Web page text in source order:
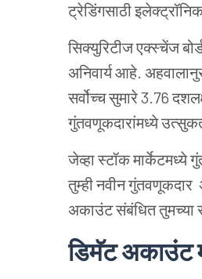
ट्रेडिंगसाठी
सिक्युरिटीज एक्स्चेंज
अनिवार्य आहे.
सर्वोच्च सुमारे 3.76
गुंतवणूकदारांमध्ये
जेव्हा स्टॉक
तुम्ही नवीन
अकाउंट संबंधित तुमच्या
डिमॅट अकाउंट